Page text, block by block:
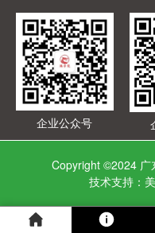
企业公众号
Copyright ©2024 广
技术支持：